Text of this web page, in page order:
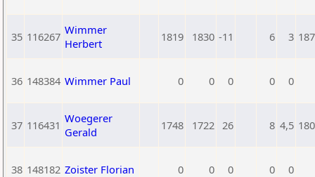
35 116267 Wimmer
Herbert
1819 1830 -11 6 3
36 148384 Wimmer Paul 0 0 0 0 0
37 116431 Woegerer
Gerald
1748 1722 26 8 4,5
38 148182 Zoister Florian 0 0 0 0 0